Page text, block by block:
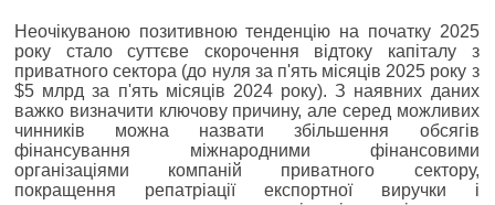
Неочікуваною позитивною тенденцію на початку 2025
року стало суттєве скорочення відтоку капіталу з
приватного сектора (до нуля за п'ять місяців 2025 року з
$5 млрд за п'ять місяців 2024 року). З наявних даних
важко визначити ключову причину, але серед можливих
чинників можна назвати збільшення обсягів
фінансування міжнародними фінансовими
організаціями компаній приватного сектору,
покращення репатріації експортної виручки і